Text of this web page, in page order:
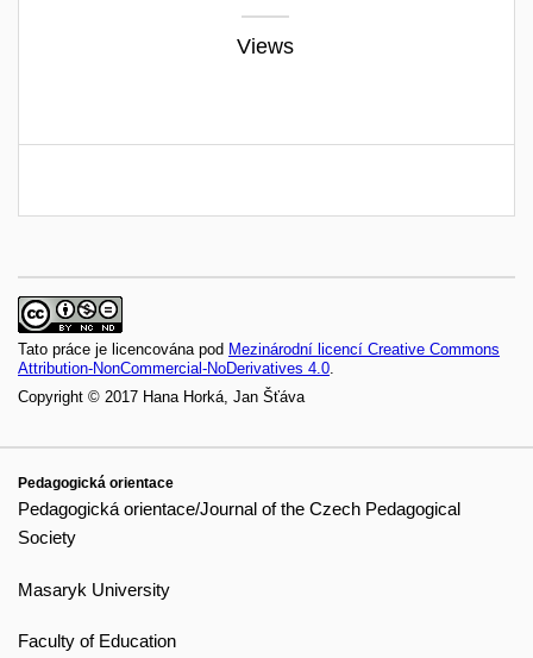
Views
Tato práce je licencována pod Mezinárodní licencí Creative Commons
Attribution-NonCommercial-NoDerivatives 4.0.
Copyright © 2017 Hana Horká, Jan Šťáva
Pedagogická orientace
Pedagogická orientace/Journal of the Czech Pedagogical
Society
Masaryk University
Faculty of Education